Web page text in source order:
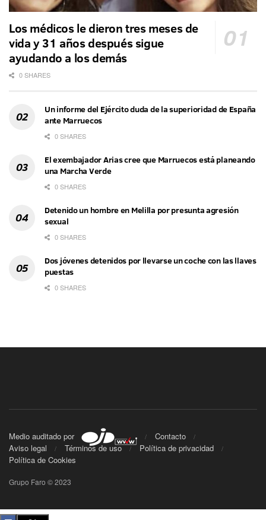
Los médicos le dieron tres meses de
vida y 31 años después sigue
ayudando a los demás
0 SHARES
Un informe del Ejército duda de la superioridad de España
ante Marruecos
0 SHARES
El exembajador Arias cree que Marruecos está planeando
una Marcha Verde
0 SHARES
Detenido un hombre en Melilla por presunta agresión
sexual
0 SHARES
Dos jóvenes detenidos por llevarse un coche con las llaves
puestas
0 SHARES
Medio auditado por
Contacto
Aviso legal
Términos de uso
Política de privacidad
Política de Cookies
Grupo Faro © 2023